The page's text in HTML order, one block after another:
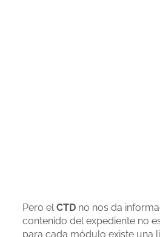
Pero el CTDno nos da
contenido del expediente no
para cada módulo existe una